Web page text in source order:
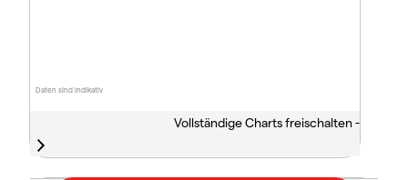
Daten sind indikativ
Vollständige Charts freischalten -